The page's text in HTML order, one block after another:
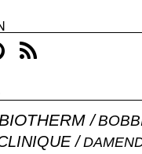
BIOTHERM